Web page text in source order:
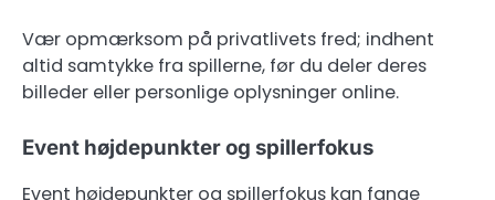
Vær opmærksom på privatlivets fred; indhent
altid samtykke fra spillerne, før du deler deres
billeder eller personlige oplysninger online.
Event højdepunkter og spillerfokus
Event højdepunkter og spillerfokus kan fange